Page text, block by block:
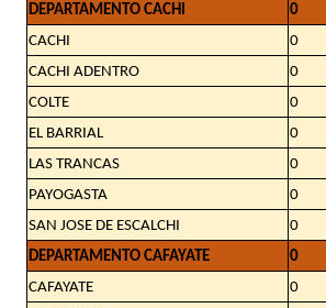
DEPARTAMENTO CACHI
0
CACHI
0
CACHI ADENTRO
0
COLTE
0
EL BARRIAL
0
LAS TRANCAS
0
PAYOGASTA
0
SAN JOSE DE ESCALCHI
0
DEPARTAMENTO CAFAYATE
0
CAFAYATE
0